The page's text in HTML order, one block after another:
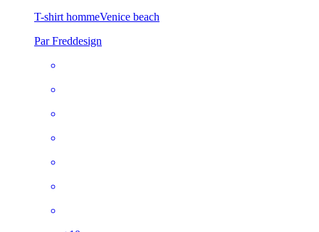
T-shirt hommeVenice beach
Par Freddesign